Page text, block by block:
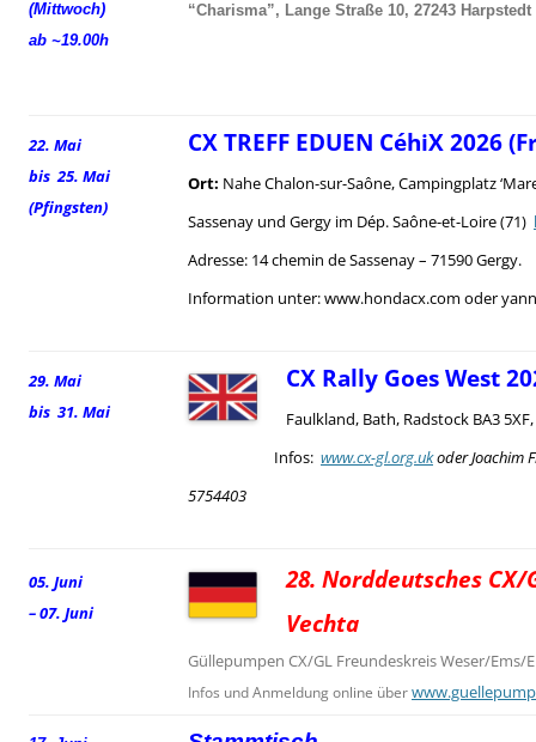
(Mittwoch)
ab ~19.00h
“Charisma”, Lange Straße 10, 27243 Harpstedt
22. Mai
bis 25. Mai
(Pfingsten)
CX TREFF EDUEN CéhiX 2026
Ort: Nahe Chalon-sur-Saône, Campingplatz
Sassenay und Gergy im Dép. Saône-et-Loire (71)
Adresse: 14 chemin de Sassenay – 71590 Gergy.
Information unter: www.hondacx.com oder
29. Mai
bis 31. Mai
CX Rally Goes West
Faulkland, Bath, Radstock BA3
Infos: www.cx-gl.org.ukoder Joachim
5754403
05. Juni
– 07. Juni
28. Norddeutsches CX/
Vechta
Güllepumpen CX/GL Freundeskreis Weser/Ems/
Infos und Anmeldung online über